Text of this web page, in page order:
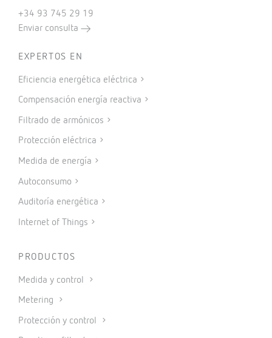
+34 93 745 29 19
Enviar consulta
EXPERTOS EN
Eficiencia energética eléctrica
Compensación energía reactiva
Filtrado de armónicos
Protección eléctrica
Medida de energía
Autoconsumo
Auditoría energética
Internet of Things
PRODUCTOS
Medida y control
Metering
Protección y control